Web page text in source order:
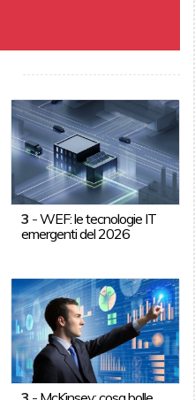
3 -WEF: le tecnologie IT
emergenti del 2026